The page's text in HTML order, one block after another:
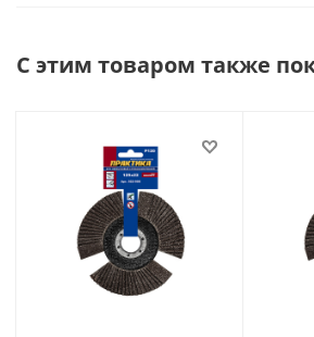
С этим товаром также